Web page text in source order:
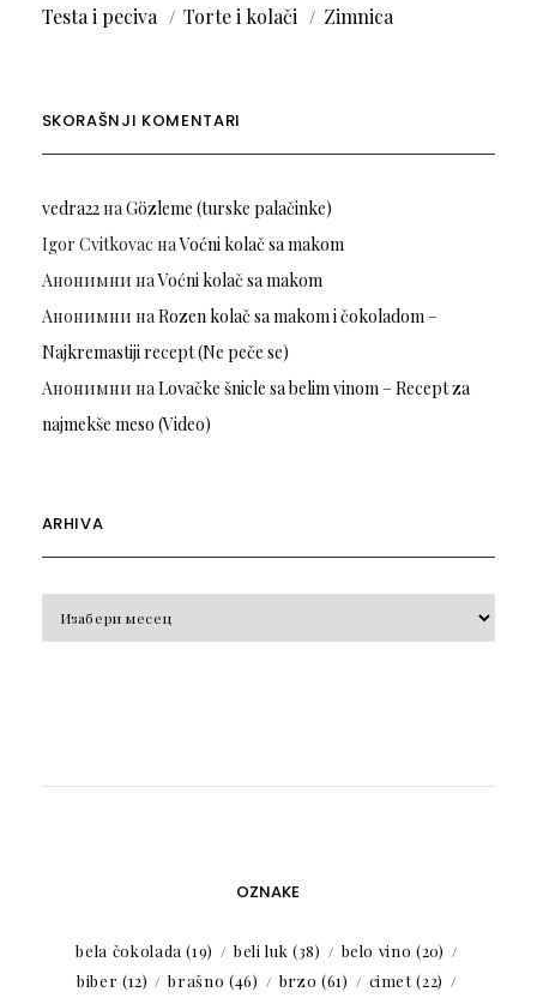
Testa i peciva
Torte i kolači Zimnica
SKORAŠNJI KOMENTARI
vedra22на Gözleme (turske palačinke)
Igor Cvitkovac наVoćni kolač sa makom
Анонимни наVoćni kolač sa makom
Анонимни на Rozen kolač sa makom i čokoladom –
Najkremastiji recept (Ne peče se)
Анонимни на Lovačke šnicle sa belim vinom – Recept za
najmekše meso (Video)
ARHIVA
OZNAKE
bela čokolada (19) beli luk (38) belo vino (20)
biber (12) brašno (46) brzo (61) cimet(22)